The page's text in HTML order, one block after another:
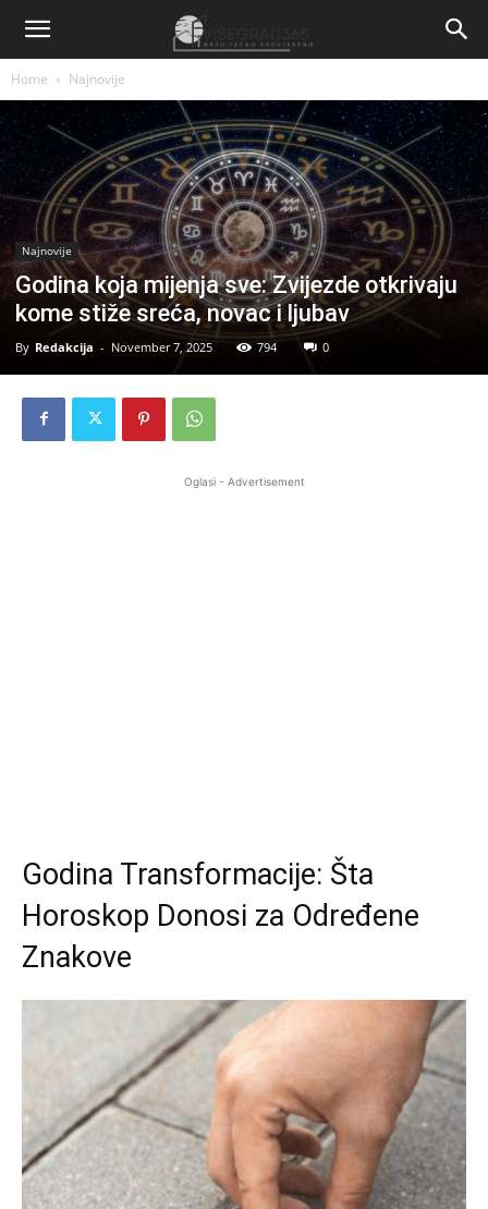
Home Najnovije
Najnovije
Godina koja mijenja sve: Zvijezde otkrivaju
kome stiže sreća, novac i ljubav
By Redakcija - November 7, 2025 794 0
Oglasi - Advertisement
Godina Transformacije: Šta
Horoskop Donosi za Određene
Znakove